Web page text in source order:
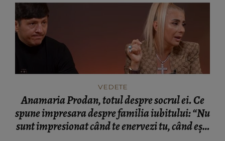
VEDETE
Anamaria Prodan, totul despre socrul ei. Ce
spune impresara despre familia iubitului: “Nu
sunt impresionat când te enervezi tu, când ești